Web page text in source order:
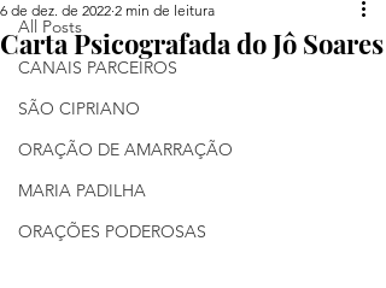
All Posts
CANAIS PARCEIROS
SÃO CIPRIANO
ORAÇÃO DE AMARRAÇÃO
MARIA PADILHA
ORAÇÕES PODEROSAS
Carta Psicografada do Jô Soares
6 de dez. de 2022 2 min de leitura